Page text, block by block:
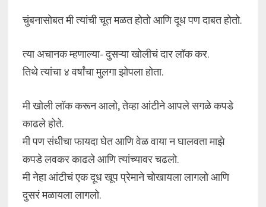
चुंबनासोबत मी त्यांची चूत मळत होतो आणि दूध पण दाबत होतो.
त्या अचानक म्हणाल्या- दुसऱ्या खोलीचं दार लॉक कर.
तिथे त्यांचा ४ वर्षांचा मुलगा झोपला होता.
मी खोली लॉक करून आलो, तेव्हा आंटीने आपले सगळे कपडे
काढले होते.
मी पण संधीचा फायदा घेत आणि वेळ वाया न घालवता माझे
कपडे लवकर काढले आणि त्यांच्यावर चढलो.
मी नेहा आंटीचं एक दूध खूप प्रेमाने चोखायला लागलो आणि
दुसरं मळायला लागलो.